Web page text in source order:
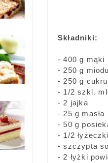
Składniki:
- 400 g mąki
- 250 g
- 250 g cukru
- 1/2 szkl.
- 2 jajka
- 25 g masła
- 50 g
- 1/2
- szczypta
- 2 łyżki